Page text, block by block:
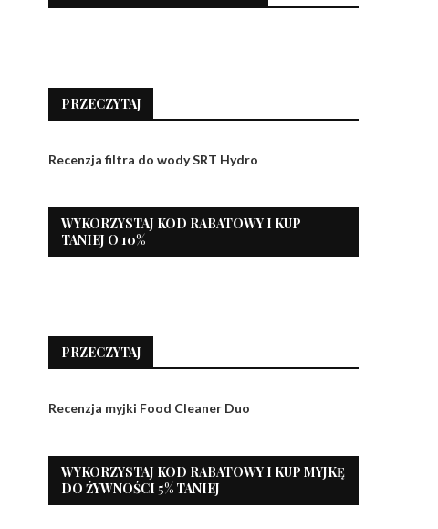
PRZECZYTAJ
Recenzja filtra do wody SRT Hydro
WYKORZYSTAJ KOD RABATOWY I KUP
TANIEJ O 10%
PRZECZYTAJ
Recenzja myjki Food Cleaner Duo
WYKORZYSTAJ KOD RABATOWY I KUP MYJKĘ
DO ŻYWNOŚCI 5% TANIEJ